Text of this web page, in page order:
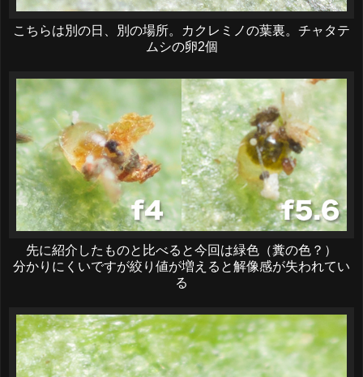
こちらは別の日、別の場所。カクレミノの葉裏。チャタテ
ムシの卵2個
先に紹介したものと比べると今回は緑色（糞の色？）
分かりにくいですが絞り値が増えると解像感が失われてい
る